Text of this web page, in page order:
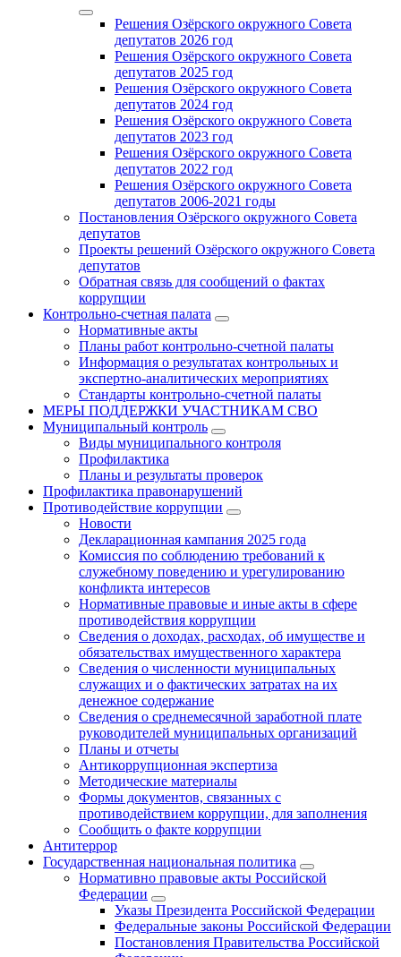
Решения Озёрского окружного Совета
депутатов 2026 год
Решения Озёрского окружного Совета
депутатов 2025 год
Решения Озёрского окружного Совета
депутатов 2024 год
Решения Озёрского окружного Совета
депутатов 2023 год
Решения Озёрского окружного Совета
депутатов 2022 год
Решения Озёрского окружного Совета
депутатов 2006-2021 годы
Постановления Озёрского окружного Совета
депутатов
Проекты решений Озёрского окружного Совета
депутатов
Обратная связь для сообщений о фактах
коррупции
Контрольно-счетная палата
Нормативные акты
Планы работ контрольно-счетной палаты
Информация о результатах контрольных и
экспертно-аналитических мероприятиях
Стандарты контрольно-счетной палаты
МЕРЫ ПОДДЕРЖКИ УЧАСТНИКАМ СВО
Муниципальный контроль
Виды муниципального контроля
Профилактика
Планы и результаты проверок
Профилактика правонарушений
Противодействие коррупции
Новости
Декларационная кампания 2025 года
Комиссия по соблюдению требований к
служебному поведению и урегулированию
конфликта интересов
Нормативные правовые и иные акты в сфере
противодействия коррупции
Сведения о доходах, расходах, об имуществе и
обязательствах имущественного характера
Сведения о численности муниципальных
служащих и о фактических затратах на их
денежное содержание
Сведения о среднемесячной заработной плате
руководителей муниципальных организаций
Планы и отчеты
Антикоррупционная экспертиза
Методические материалы
Формы документов, связанных с
противодействием коррупции, для заполнения
Сообщить о факте коррупции
Антитеррор
Государственная национальная политика
Нормативно правовые акты Российской
Федерации
Указы Президента Российской Федерации
Федеральные законы Российской Федерации
Постановления Правительства Российской